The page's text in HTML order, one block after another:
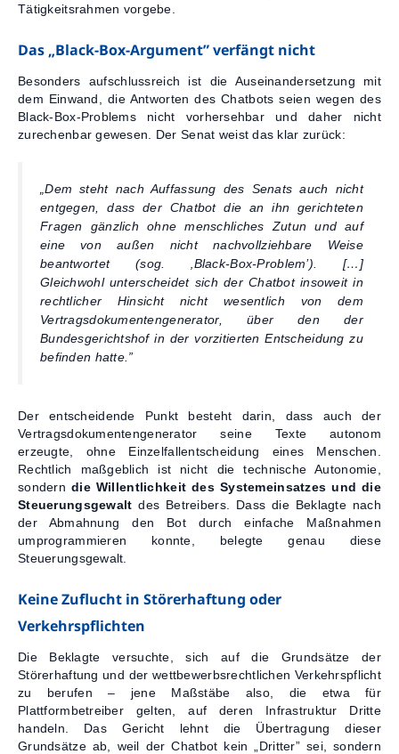
Tätigkeitsrahmen vorgebe.
Das „Black-Box-Argument” verfängt nicht
Besonders aufschlussreich ist die Auseinandersetzung mit
dem Einwand, die Antworten des Chatbots seien wegen des
Black-Box-Problems nicht vorhersehbar und daher nicht
zurechenbar gewesen. Der Senat weist das klar zurück:
„Dem steht nach Auffassung des Senats auch nicht
entgegen, dass der Chatbot die an ihn gerichteten
Fragen gänzlich ohne menschliches Zutun und auf
eine von außen nicht nachvollziehbare Weise
beantwortet (sog. ‚Black-Box-Problem’). […]
Gleichwohl unterscheidet sich der Chatbot insoweit in
rechtlicher Hinsicht nicht wesentlich von dem
Vertragsdokumentengenerator, über den der
Bundesgerichtshof in der vorzitierten Entscheidung zu
befinden hatte.”
Der entscheidende Punkt besteht darin, dass auch der
Vertragsdokumentengenerator seine Texte autonom
erzeugte, ohne Einzelfallentscheidung eines Menschen.
Rechtlich maßgeblich ist nicht die technische Autonomie,
sonderndie Willentlichkeit des Systemeinsatzes und die
Steuerungsgewaltdes Betreibers. Dass die Beklagte nach
der Abmahnung den Bot durch einfache Maßnahmen
umprogrammieren konnte, belegte genau diese
Steuerungsgewalt.
Keine Zuflucht in Störerhaftung oder
Verkehrspflichten
Die Beklagte versuchte, sich auf die Grundsätze der
Störerhaftung und der wettbewerbsrechtlichen Verkehrspflicht
zu berufen – jene Maßstäbe also, die etwa für
Plattformbetreiber gelten, auf deren Infrastruktur Dritte
handeln. Das Gericht lehnt die Übertragung dieser
Grundsätze ab, weil der Chatbot kein „Dritter” sei, sondern